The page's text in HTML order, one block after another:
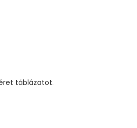
táblázatot.